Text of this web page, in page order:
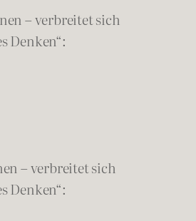
– verbreitet sich
Denken“:
– verbreitet sich
Denken“: